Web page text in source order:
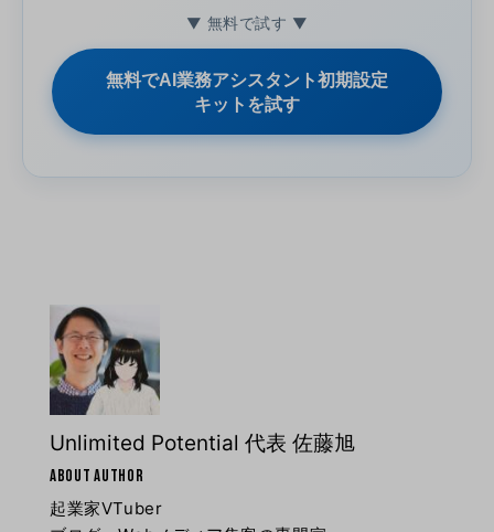
▼ 無料で試す ▼
無料でAI業務アシスタント初期設定
キットを試す
Unlimited Potential 代表 佐藤旭
ABOUT AUTHOR
起業家VTuber